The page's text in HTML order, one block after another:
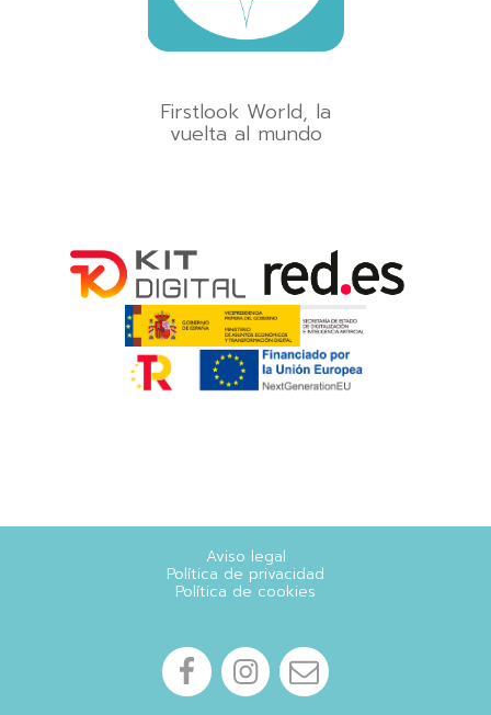
Firstlook World, la
vuelta al mundo
Aviso legal
Política de privacidad
Política de cookies